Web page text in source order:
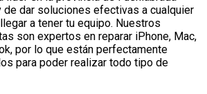
de dar soluciones efectivas a cualquier
a tener tu equipo. Nuestros
son expertos en reparar iPhone, Mac,
por lo que están perfectamente
para poder realizar todo tipo de